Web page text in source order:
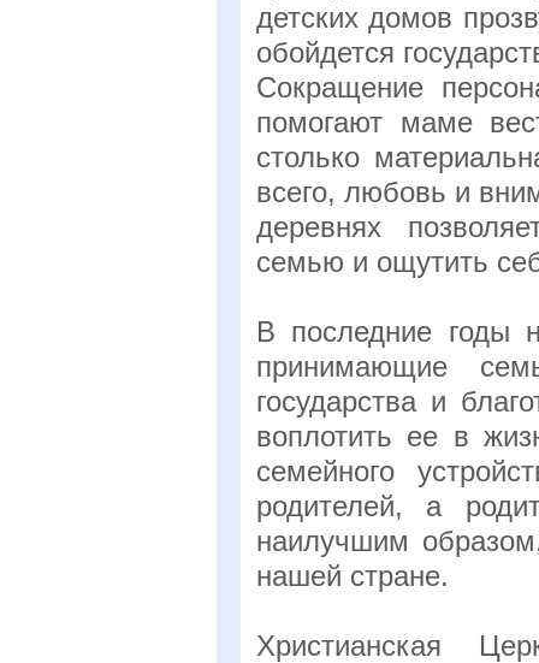
детских домов
обойдется
Сокращение
помогают маме
столько
всего, любовь и
деревнях
семью и ощутить
В последние годы
принимающие
государства и
воплотить ее в
семейного
родителей, а
наилучшим
нашей стране.
Христианская